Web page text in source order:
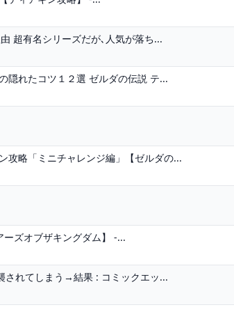
超有名シリーズだが､人気が落ち...
隠れたコツ１２選 ゼルダの伝説 テ...
攻略「ミニチャレンジ編」【ゼルダの...
ズオブザキングダム】 -...
されてしまう→結果 : コミックエッ...